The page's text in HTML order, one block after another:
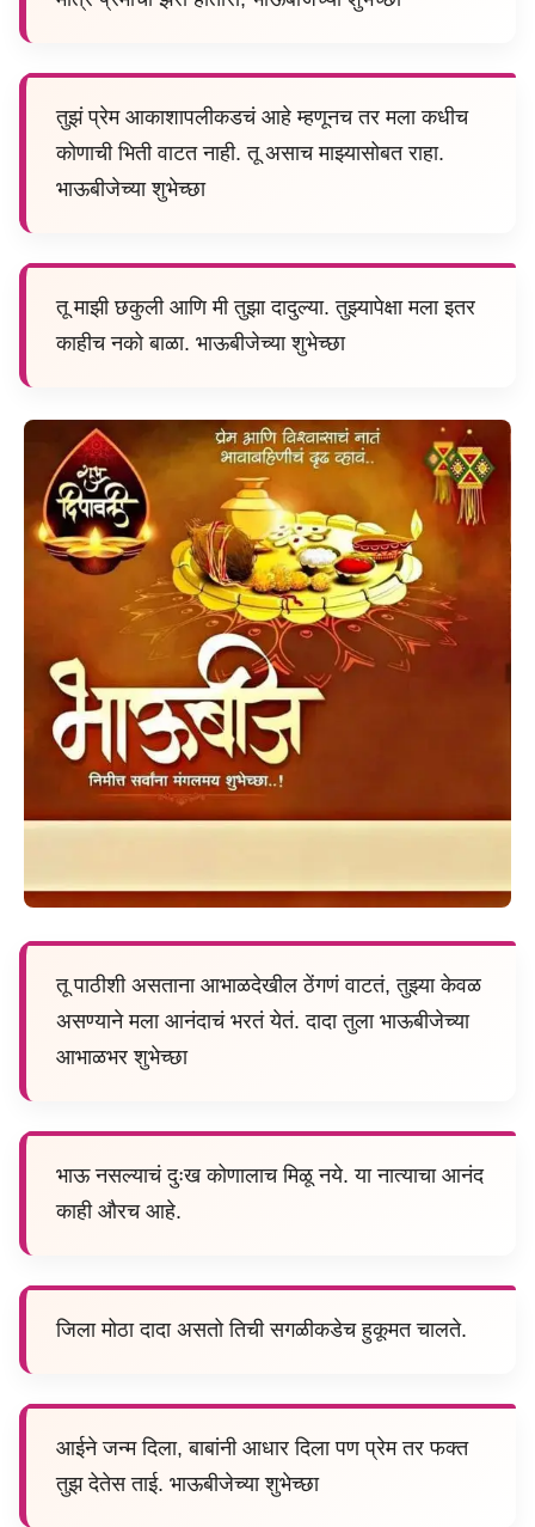
तुझं प्रेम आकाशापलीकडचं आहे म्हणूनच तर मला कधीच
कोणाची भिती वाटत नाही. तू असाच माझ्यासोबत राहा.
भाऊबीजेच्या शुभेच्छा
तू माझी छकुली आणि मी तुझा दादुल्या. तुझ्यापेक्षा मला इतर
काहीच नको बाळा. भाऊबीजेच्या शुभेच्छा
तू पाठीशी असताना आभाळदेखील ठेंगणं वाटतं, तुझ्या केवळ
असण्याने मला आनंदाचं भरतं येतं. दादा तुला भाऊबीजेच्या
आभाळभर शुभेच्छा
भाऊ नसल्याचं दुःख कोणालाच मिळू नये. या नात्याचा आनंद
काही औरच आहे.
जिला मोठा दादा असतो तिची सगळीकडेच हुकूमत चालते.
आईने जन्म दिला, बाबांनी आधार दिला पण प्रेम तर फक्त
तुझ देतेस ताई. भाऊबीजेच्या शुभेच्छा